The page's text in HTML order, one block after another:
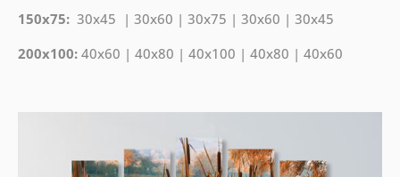
150x75: 30x45 | 30x60 | 30x75 | 30x60 | 30x45
200x100: 40x60 | 40x80 | 40x100 | 40x80 | 40x60